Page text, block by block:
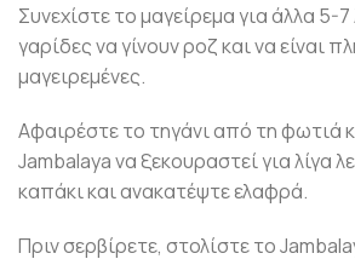
Συνεχίστε το μαγείρεμα για άλλα 5-
γαρίδες να γίνουν ροζ και να είναι
μαγειρεμένες.
Αφαιρέστε το τηγάνι από τη φωτιά
Jambalaya να ξεκουραστεί για λίγα
καπάκι και ανακατέψτε ελαφρά.
Πριν σερβίρετε, στολίστε το